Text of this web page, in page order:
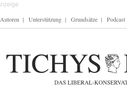
Autoren Unterstützung Grundsätze Podcast